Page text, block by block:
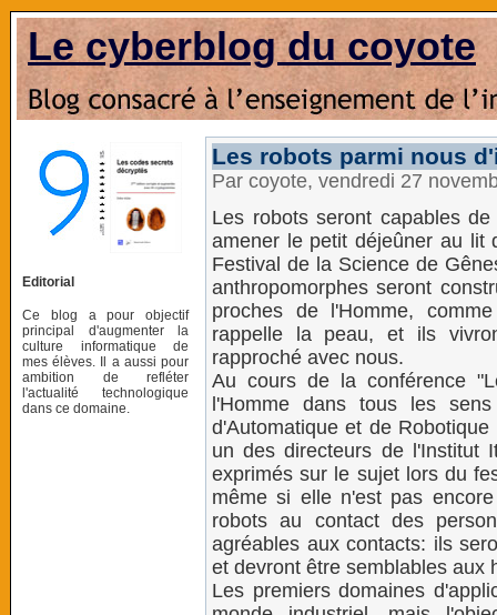
Le cyberblog du coyote
Editorial
Ce blog a pour objectif
principal d'augmenter la
culture informatique de
mes élèves. Il a aussi pour
ambition de refléter
l'actualité technologique
dans ce domaine.
Les robots parmi nous
Par coyote, vendredi 27
Les robots seront capables
amener le petit déjeûner au lit
Festival de la Science de
anthropomorphes seront
proches de l'Homme,
rappelle la peau, et ils
rapproché avec nous.
Au cours de la conférence
l'Homme dans tous les
d'Automatique et de
un des directeurs de l'Institut
exprimés sur le sujet lors du
même si elle n'est pas
robots au contact des
agréables aux contacts: ils
et devront être semblables aux
Les premiers domaines